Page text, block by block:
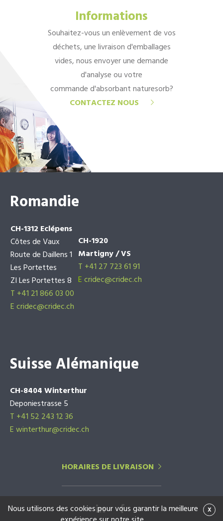
Informations
Souhaitez-vous un enlèvement de vos
déchets, une livraison d'emballages
vides, nous envoyer une demande
d'analyse ou votre
commande d'absorbant naturesorb?
CONTACTEZ NOUS
Romandie
CH-1312 Eclépens
Côtes de Vaux
Route de Daillens 1
Les Portettes
ZI Les Portettes 8
T +41 21 866 03 00
Ecridec@cridec.ch
CH-1920
Martigny / VS
T +41 27 723 61 91
Ecridec@cridec.ch
Suisse Alémanique
CH-8404 Winterthur
Deponiestrasse 5
T +41 52 243 12 36
E winterthur@cridec.ch
HORAIRES DE LIVRAISON
x
Nous utilisons des cookies pour vous garantir la meilleure